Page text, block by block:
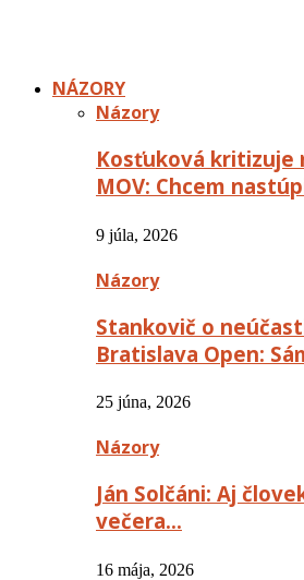
NÁZORY
Názory
Kosťuková kritizuje
MOV: Chcem
9 júla, 2026
Názory
Stankovič o
Bratislava Open:
25 júna, 2026
Názory
Ján Solčáni: Aj
večera…
16 mája, 2026